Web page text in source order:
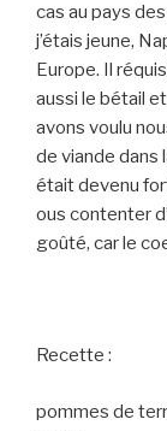
cas au pays
j’étais jeune,
Europe. Il
aussi le bétail
avons voulu
de viande dans
était devenu
ous contenter
goûté, car le
Recette :
pommes de